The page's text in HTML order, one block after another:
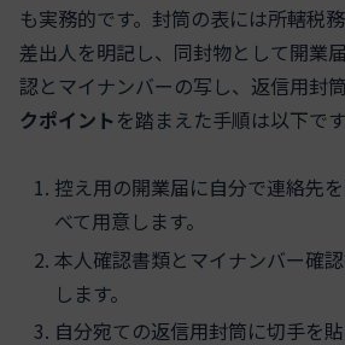
も実務的です。封筒の表には所轄税
差出人を明記し、同封物として開業
認とマイナンバーの写し、返信用封筒
クポイントを踏まえた手順は以下です
控え用の開業届に自分で連絡先
べて用意します。
本人確認書類とマイナンバー確
します。
自分宛ての返信用封筒に切手を貼